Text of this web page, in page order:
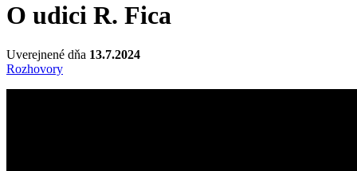
O udici R. Fica
Uverejnené dňa 13.7.2024
Rozhovory